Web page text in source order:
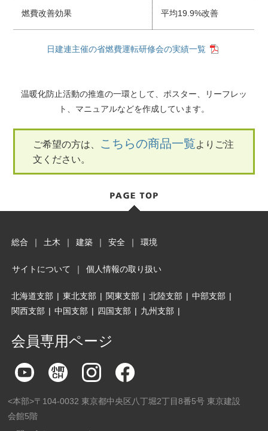
燃費改善効果 平均19.9%改善
日建連主催の省燃費運転研修会の実績一覧
温暖化防止活動の推進の一環として、ポスター、リーフレッ
ト、マニュアルなどを作成しています。
ご希望の方は、 こちらの商品一覧よりご注
文ください。
総合 ｜ 土木 ｜ 建築 ｜ 安全 ｜ 環境
サイトについて ｜ 個人情報の取り扱い
北海道支部 | 東北支部 | 関東支部 | 北陸支部 | 中部支部 |
関西支部 | 中国支部 | 四国支部 | 九州支部 |
会員専用ページ
<本部>〒104-0032 東京都中央区八丁堀2丁目8番5号 東京建設
会館5階